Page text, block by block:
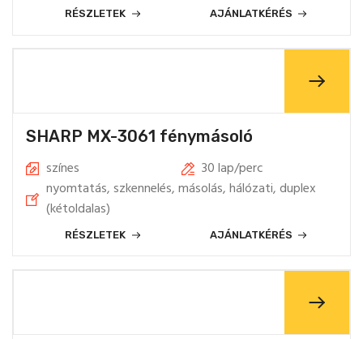
RÉSZLETEK AJÁNLATKÉRÉS
SHARP MX-3061 fénymásoló
színes
30 lap/perc
nyomtatás, szkennelés, másolás, hálózati, duplex
(kétoldalas)
RÉSZLETEK AJÁNLATKÉRÉS